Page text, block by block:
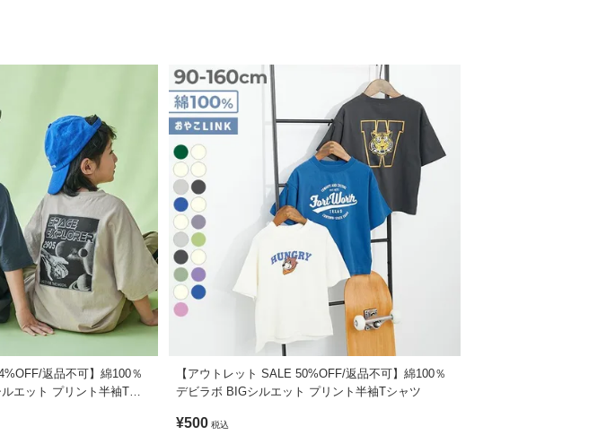
リントシリーズなら、えらぶ楽しさがもっと広がる。
13.5
39
42.5 14.5
41
45 15
43.5
47.5 16 46
»サイズガイド
し/ プリント部分アイロン禁止
返品不可】綿100％
エット プリント半袖Tシ
【アウトレット SALE 50%OFF/返品不可】綿100％
デビラボ BIGシルエット プリント半袖Tシャツ
¥500 税込